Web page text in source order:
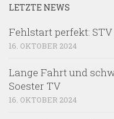
LETZTE NEWS
Fehlstart perfekt:
16. OKTOBER 2024
Lange Fahrt und
Soester TV
16. OKTOBER 2024